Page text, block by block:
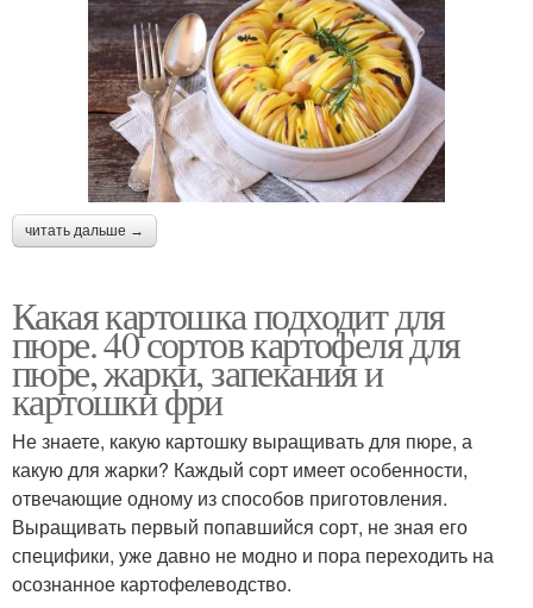
читать дальше →
Какая картошка подходит для
пюре. 40 сортов картофеля для
пюре, жарки, запекания и
картошки фри
Не знаете, какую картошку выращивать для пюре, а
какую для жарки? Каждый сорт имеет особенности,
отвечающие одному из способов приготовления.
Выращивать первый попавшийся сорт, не зная его
специфики, уже давно не модно и пора переходить на
осознанное картофелеводство.